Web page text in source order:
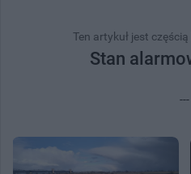
Ten artykuł jest
Stan
---